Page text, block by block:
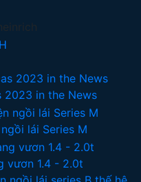
2023 in the News
lái Series M
vươn 1.4 - 2.0t